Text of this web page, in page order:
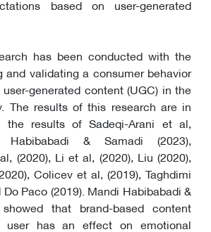
based on user-generated
has been conducted with the
and validating a consumer behavior
generated content (UGC) in the
The results of this research are in
the results of Sadeqi-Arani et al,
Habibabadi & Samadi (2023),
(2020), Li et al, (2020), Liu (2020),
Colicev et al, (2019), Taghdimi
Paco (2019). Mandi Habibabadi &
that brand-based content
has an effect on emotional